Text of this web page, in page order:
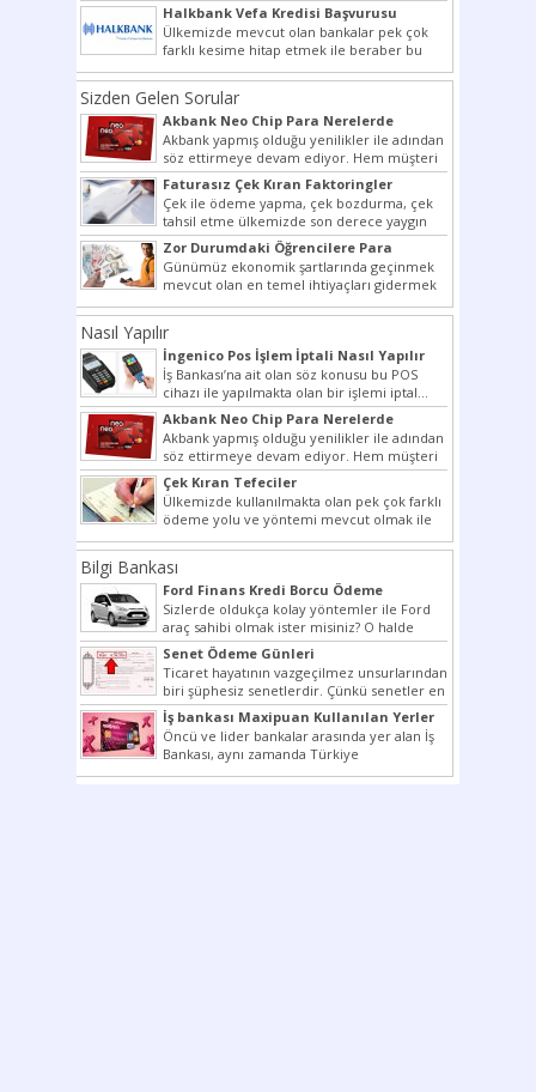
vermektedir. Senetle kredi...
Halkbank Vefa Kredisi Başvurusu
Ülkemizde mevcut olan bankalar pek çok
farklı kesime hitap etmek ile beraber bu
noktada son...
Sizden Gelen Sorular
Akbank Neo Chip Para Nerelerde
Kullanılır?
Akbank yapmış olduğu yenilikler ile adından
söz ettirmeye devam ediyor. Hem müşteri
potansiyelini arttırmak hem...
Faturasız Çek Kıran Faktoringler
Çek ile ödeme yapma, çek bozdurma, çek
tahsil etme ülkemizde son derece yaygın
bir şekilde...
Zor Durumdaki Öğrencilere Para
Yardımı
Günümüz ekonomik şartlarında geçinmek
mevcut olan en temel ihtiyaçları gidermek
dahi son derece zor olmak...
Nasıl Yapılır
İngenico Pos İşlem İptali Nasıl Yapılır
İş Bankası’na ait olan söz konusu bu POS
cihazı ile yapılmakta olan bir işlemi iptal...
Akbank Neo Chip Para Nerelerde
Kullanılır?
Akbank yapmış olduğu yenilikler ile adından
söz ettirmeye devam ediyor. Hem müşteri
potansiyelini arttırmak hem...
Çek Kıran Tefeciler
Ülkemizde kullanılmakta olan pek çok farklı
ödeme yolu ve yöntemi mevcut olmak ile
beraber bunlar...
Bilgi Bankası
Ford Finans Kredi Borcu Ödeme
Sizlerde oldukça kolay yöntemler ile Ford
araç sahibi olmak ister misiniz? O halde
yazımız ilginizi...
Senet Ödeme Günleri
Ticaret hayatının vazgeçilmez unsurlarından
biri şüphesiz senetlerdir. Çünkü senetler en
çok kullanılan ödeme araçlarıdır. Taksitler...
İş bankası Maxipuan Kullanılan Yerler
Öncü ve lider bankalar arasında yer alan İş
Bankası, aynı zamanda Türkiye
Cumhuriyeti’nin ilk milli...